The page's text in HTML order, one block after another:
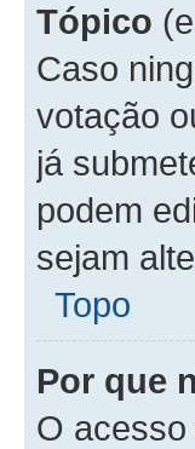
Tópico
Caso
votação
já
podem
sejam
Topo
Por que
O